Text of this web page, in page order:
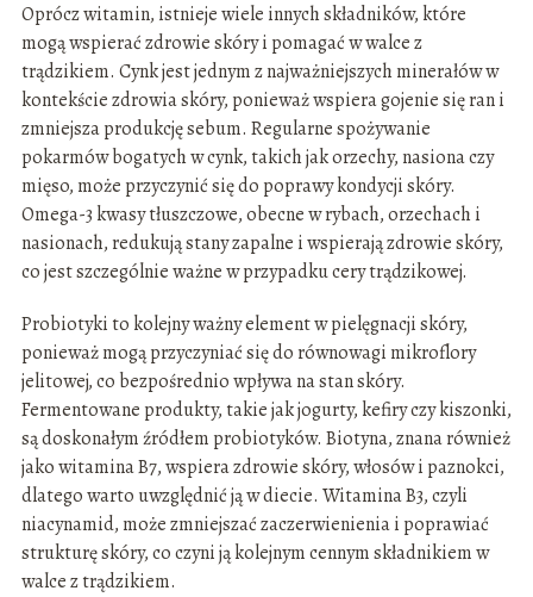
Oprócz witamin, istnieje wiele innych składników, które
mogą wspierać zdrowie skóry i pomagać w walce z
trądzikiem. Cynk jest jednym z najważniejszych minerałów w
kontekście zdrowia skóry, ponieważ wspiera gojenie się ran i
zmniejsza produkcję sebum. Regularne spożywanie
pokarmów bogatych w cynk, takich jak orzechy, nasiona czy
mięso, może przyczynić się do poprawy kondycji skóry.
Omega-3 kwasy tłuszczowe, obecne w rybach, orzechach i
nasionach, redukują stany zapalne i wspierają zdrowie skóry,
co jest szczególnie ważne w przypadku cery trądzikowej.
Probiotyki to kolejny ważny element w pielęgnacji skóry,
ponieważ mogą przyczyniać się do równowagi mikroflory
jelitowej, co bezpośrednio wpływa na stan skóry.
Fermentowane produkty, takie jak jogurty, kefiry czy kiszonki,
są doskonałym źródłem probiotyków. Biotyna, znana również
jako witamina B7, wspiera zdrowie skóry, włosów i paznokci,
dlatego warto uwzględnić ją w diecie. Witamina B3, czyli
niacynamid, może zmniejszać zaczerwienienia i poprawiać
strukturę skóry, co czyni ją kolejnym cennym składnikiem w
walce z trądzikiem.